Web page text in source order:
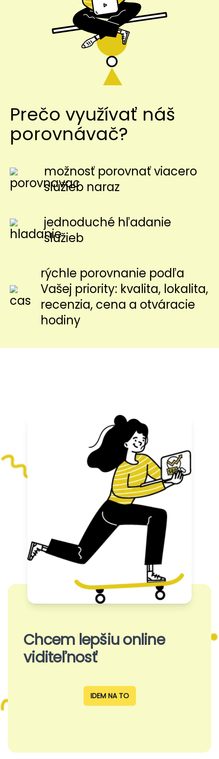
Prečo využívať náš
porovnávač?
možnosť porovnať viacero
služieb naraz
jednoduché hľadanie
služieb
rýchle porovnanie podľa
Vašej priority: kvalita, lokalita,
recenzia, cena a otváracie
hodiny
Chcem lepšiu online
viditeľnosť
IDEM NA TO